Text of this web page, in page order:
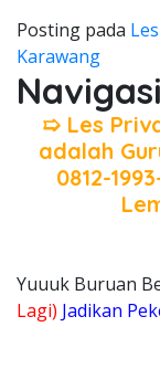
Posting pada
Karawang
➯ Les
adalah
0812-
Yuuuk Buruan
Lagi) Jadikan